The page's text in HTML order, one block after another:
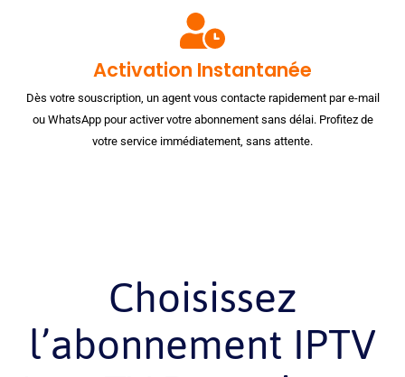
Activation Instantanée
Dès votre souscription, un agent vous contacte rapidement par e-mail
ou WhatsApp pour activer votre abonnement sans délai. Profitez de
votre service immédiatement, sans attente.
Choisissez
l’abonnement IPTV